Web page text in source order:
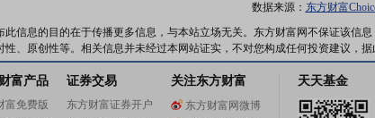
数据来源： 东方财富
此信息的目的在于传播更多信息，与本站立场无关。东方财富网不保证该信
、原创性等。相关信息并未经过本网站证实，不对您构成任何投资建议，据
富产品
富免费版
证券交易
东方财富证券开户
关注东方财富
东方财富网微博
天天基金